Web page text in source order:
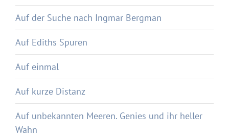
Auf der Suche nach Ingmar Bergman
Auf Ediths Spuren
Auf einmal
Auf kurze Distanz
Auf unbekannten Meeren. Genies und ihr heller
Wahn